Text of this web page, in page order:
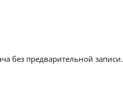
без предварительной записи.